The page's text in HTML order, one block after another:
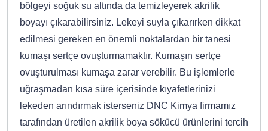
bölgeyi soğuk su altında da temizleyerek akrilik
boyayı çıkarabilirsiniz. Lekeyi suyla çıkarırken dikkat
edilmesi gereken en önemli noktalardan bir tanesi
kumaşı sertçe ovuşturmamaktır. Kumaşın sertçe
ovuşturulması kumaşa zarar verebilir. Bu işlemlerle
uğraşmadan kısa süre içerisinde kıyafetlerinizi
lekeden arındırmak isterseniz DNC Kimya firmamız
tarafından üretilen akrilik boya sökücü ürünlerini tercih